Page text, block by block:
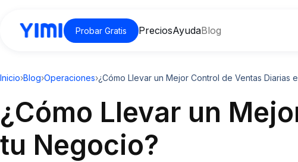
Probar Gratis PreciosAyudaBlog
Inicio›Blog›Operaciones›¿Cómo Llevar un Mejor Control de Ventas Diarias
¿Cómo Llevar un
tu Negocio?